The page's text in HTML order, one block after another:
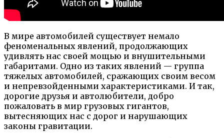
В мире автомобилей существует немало
феноменальных явлений, продолжающих
удивлять нас своей мощью и внушительными
габаритами. Одно из таких явлений — группа
тяжелых автомобилей, сражающих своим весом
и непревзойденными характеристиками. И так,
дорогие друзья и автолюбители, добро
пожаловать в мир грузовых гигантов,
вытесняющих нас с дорог и нарушающих
законы гравитации.